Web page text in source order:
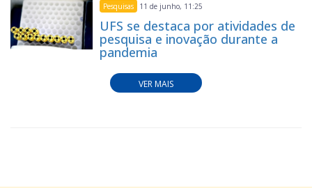
Pesquisas 11 de junho, 11:25
UFS se destaca por atividades de
pesquisa e inovação durante a
pandemia
VER MAIS